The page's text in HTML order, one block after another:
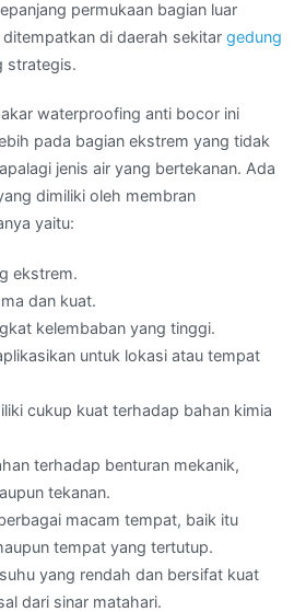
permukaan bagian luar
di daerah sekitar gedung
strategis.
waterproofing anti bocor ini
pada bagian ekstrem yang tidak
jenis air yang bertekanan. Ada
dimiliki oleh membran
yaitu:
ekstrem.
dan kuat.
kelembaban yang tinggi.
untuk lokasi atau tempat
cukup kuat terhadap bahan kimia
terhadap benturan mekanik,
tekanan.
macam tempat, baik itu
tempat yang tertutup.
yang rendah dan bersifat kuat
dari sinar matahari.